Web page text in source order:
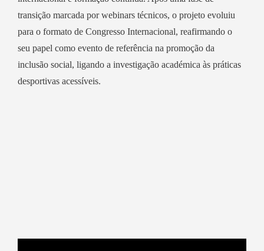
transição marcada por webinars técnicos, o projeto evoluiu
para o formato de Congresso Internacional, reafirmando o
seu papel como evento de referência na promoção da
inclusão social, ligando a investigação académica às práticas
desportivas acessíveis.